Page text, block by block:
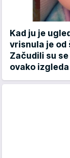
Kad ju je
vrisnula je od
Začudili su
ovako izgleda